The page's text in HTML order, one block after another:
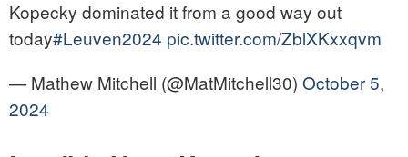
Kopecky dominated it from a good way out
today#Leuven2024 pic.twitter.com/ZblXKxxqvm
— Mathew Mitchell (@MatMitchell30) October 5,
2024